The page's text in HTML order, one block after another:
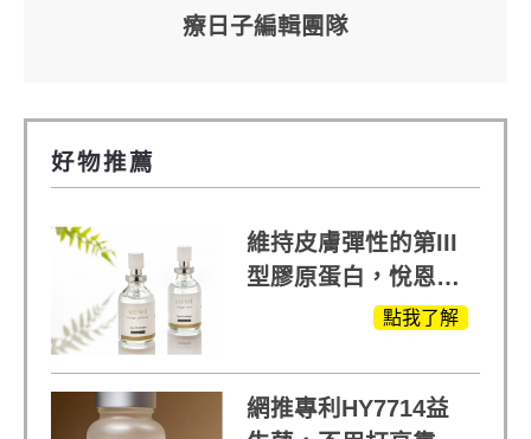
療日子編輯團隊
好物推薦
維持皮膚彈性的第III
型膠原蛋白，悅恩詩
給予寶寶般的肌膚感
點我了解
網推專利HY7714益